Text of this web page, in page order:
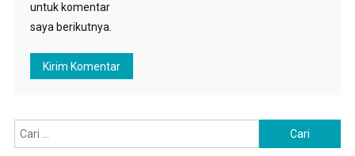
untuk komentar
saya berikutnya.
untuk: